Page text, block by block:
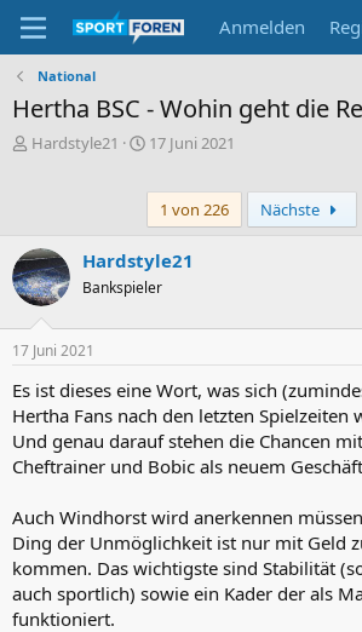
Anmelden
National
Hertha BSC - Wohin geht die
E
l
l
e
Hardstyle21
E
e
l
t
17 Juni 2021
1 von 226 Nächste
Hardstyle21
Bankspieler
17 Juni 2021
Es ist dieses eine Wort, was sich
Hertha Fans nach den letzten Spielzeiten
Und genau darauf stehen die Chancen
Cheftrainer und Bobic als neuem
Auch Windhorst wird anerkennen
Ding der Unmöglichkeit ist nur mit Geld
kommen. Das wichtigste sind Stabilität
auch sportlich) sowie ein Kader der als
funktioniert.